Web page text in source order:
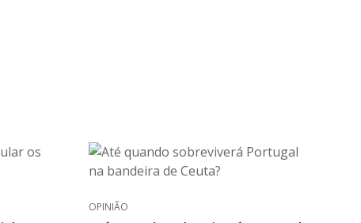
OPINIÃO